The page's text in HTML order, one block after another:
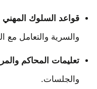
قواعد السلوك المهني
والسرية والتعامل مع
تعليمات المحاكم
والجلسات.